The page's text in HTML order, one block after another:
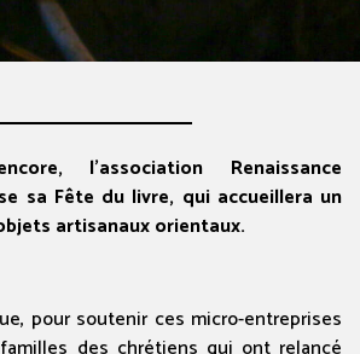
l’association Renaissance
sa Fête du livre, qui accueillera un
artisanaux orientaux.
pour soutenir ces micro-entreprises